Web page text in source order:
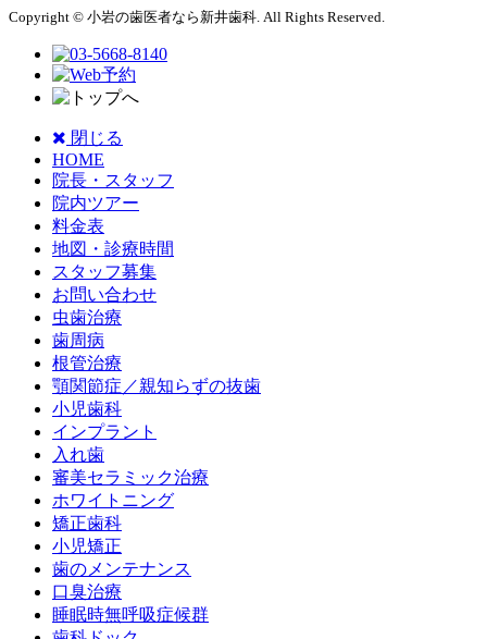
Copyright © 小岩の歯医者なら新井歯科. All Rights Reserved.
閉じる
HOME
院長・スタッフ
院内ツアー
料金表
地図・診療時間
スタッフ募集
お問い合わせ
虫歯治療
歯周病
根管治療
顎関節症／親知らずの抜歯
小児歯科
インプラント
入れ歯
審美セラミック治療
ホワイトニング
矯正歯科
小児矯正
歯のメンテナンス
口臭治療
睡眠時無呼吸症候群